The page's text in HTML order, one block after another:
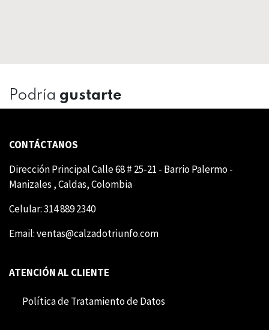
Podría gustarte
CONTÁCTANOS
Dirección Principal Calle 68 # 25-21 - Barrio Palermo -
Manizales , Caldas, Colombia
Celular: 314 889 2340
Email:ventas@calzadotriunfo.com
ATENCIÓN AL CLIENTE
Política de Tratamiento de Datos